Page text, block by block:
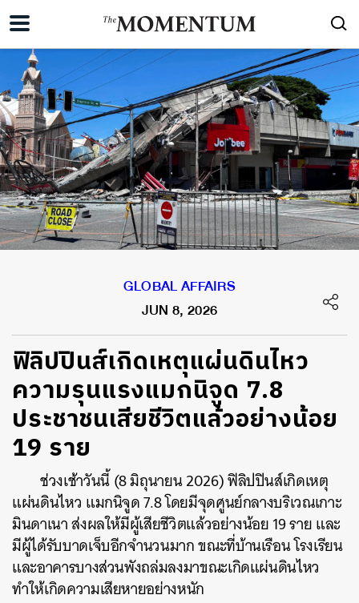
GLOBAL AFFAIRS
JUN 8, 2026
ฟิลิปปินส์เกิดเหตุแผ่นดินไหว
ความรุนแรงแมกนิจูด 7.8
ประชาชนเสียชีวิตแล้วอย่างน้อย
19 ราย
ช่วงเช้าวันนี้ (8 มิถุนายน 2026) ฟิลิปปินส์เกิดเหตุ
แผ่นดินไหว แมกนิจูด 7.8 โดยมีจุดศูนย์กลางบริเวณเกาะ
มินดาเนา ส่งผลให้มีผู้เสียชีวิตแล้วอย่างน้อย 19 ราย และ
มีผู้ได้รับบาดเจ็บอีกจำนวนมาก ขณะที่บ้านเรือน โรงเรียน
และอาคารบางส่วนพังถล่มลงมาขณะเกิดแผ่นดินไหว
ทำให้เกิดความเสียหายอย่างหนัก